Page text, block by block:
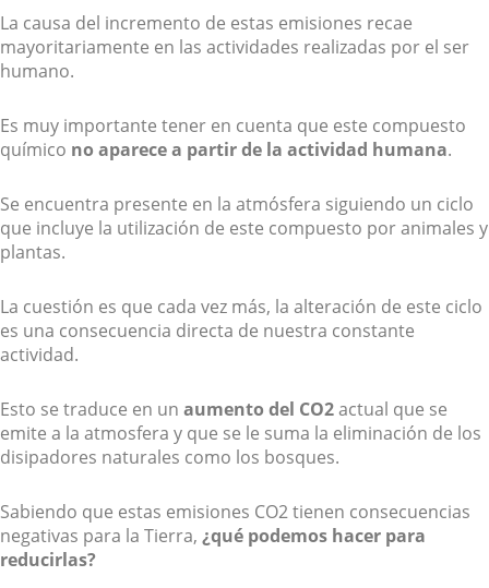
La causa del incremento de estas emisiones recae
mayoritariamente en las actividades realizadas por el ser
humano.
Es muy importante tener en cuenta que este compuesto
químico no aparece a partir de la actividad humana.
Se encuentra presente en la atmósfera siguiendo un ciclo
que incluye la utilización de este compuesto por animales y
plantas.
La cuestión es que cada vez más, la alteración de este ciclo
es una consecuencia directa de nuestra constante
actividad.
Esto se traduce en un aumento del CO2actual que se
emite a la atmosfera y que se le suma la eliminación de los
disipadores naturales como los bosques.
Sabiendo que estas emisiones CO2 tienen consecuencias
negativas para la Tierra, ¿qué podemos hacer para
reducirlas?